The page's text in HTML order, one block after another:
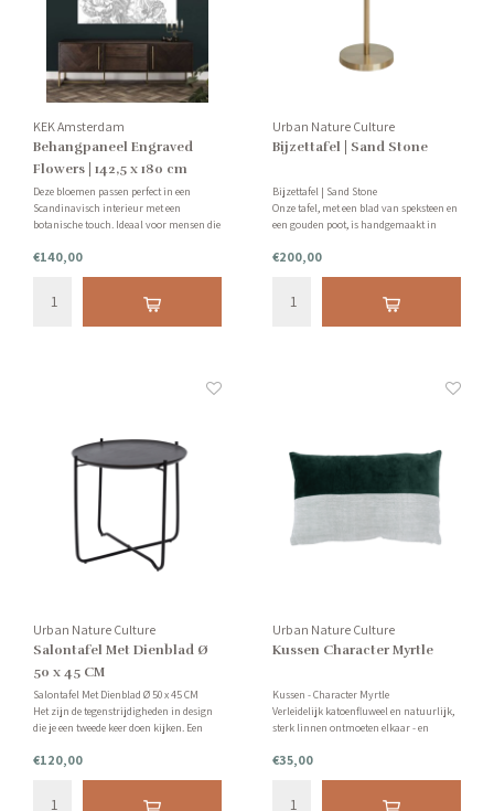
KEK Amsterdam
Behangpaneel Engraved
Flowers | 142,5 x 180 cm
Deze bloemen passen perfect in een
Scandinavisch interieur met een
botanische touch. Ideaal voor mensen die
Tip: vraag van te voren een staal bij ons
Let op: behang kan niet geretourneerd
€140,00
Urban Nature Culture
Bijzettafel | Sand Stone
Bijzettafel | Sand Stone
Onze tafel, met een blad van speksteen en
een gouden poot, is handgemaakt in
jaren voor vele doeleinden wordt
€200,00
Urban Nature Culture
Salontafel Met Dienblad Ø
50 x 45 CM
Salontafel Met Dienblad Ø 50 x 45 CM
Het zijn de tegenstrijdigheden in design
die je een tweede keer doen kijken. Een
poten en donker, mat mangohout voor
het tafelblad. Het is een geweldige
€120,00
Urban Nature Culture
Kussen Character Myrtle
Kussen - Character Myrtle
Verleidelijk katoenfluweel en natuurlijk,
sterk linnen ontmoeten elkaar - en
van de zachte knuffels na een drukke
€35,00